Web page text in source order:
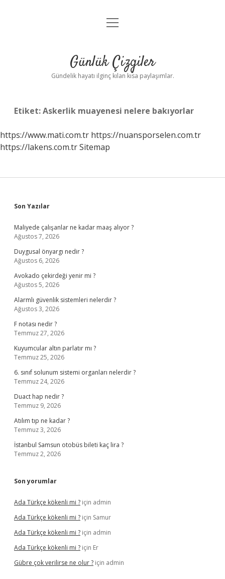
Anasayfa
Yasal Uyarı
menüyü
Günlük Çizgiler
Gündelik hayatı ilginç kılan kısa paylaşımlar.
Etiket:Askerlik muayenesi nelere bakıyorlar
https://www.mati.com.tr https://nuansporselen.com.tr
https://lakens.com.trSitemap
Sidebar
Son Yazılar
Maliyede çalışanlar ne kadar maaş alıyor ?
Ağustos 7, 2026
Duygusal önyargı nedir ?
Ağustos 6, 2026
Avokado çekirdeği yenir mi ?
Ağustos 5, 2026
Alarmlı güvenlik sistemleri nelerdir ?
Ağustos 3, 2026
F notası nedir ?
Temmuz 27, 2026
Kuyumcular altın parlatır mı ?
Temmuz 25, 2026
6. sınıf solunum sistemi organları nelerdir ?
Temmuz 24, 2026
Duact hap nedir ?
Temmuz 9, 2026
Atılım tıp ne kadar ?
Temmuz 3, 2026
İstanbul Samsun otobüs bileti kaç lira ?
Temmuz 2, 2026
Son yorumlar
Ada Türkçe kökenli mi ? için admin
Ada Türkçe kökenli mi ? için Samur
Ada Türkçe kökenli mi ? için admin
Ada Türkçe kökenli mi ? için Er
Gübre çok verilirse ne olur ? için admin